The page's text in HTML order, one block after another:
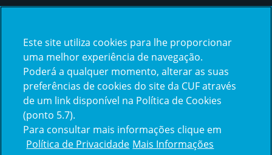
certification2certification3
Reclamações
e
Este site utiliza cookies para lhe proporcionar
uma melhor experiência de navegação.
Poderá a qualquer momento, alterar as suas
preferências de cookies do site da CUF através
de um link disponível na Política de Cookies
(ponto 5.7).
Para consultar mais informações clique em
Política de Privacidade Mais Informações